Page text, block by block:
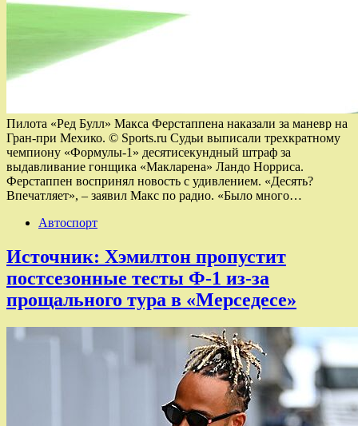
Пилота «Ред Булл» Макса Ферстаппена наказали за маневр на
Гран-при Мехико. © Sports.ru Судьи выписали трехкратному
чемпиону «Формулы-1» десятисекундный штраф за
выдавливание гонщика «Макларена» Ландо Норриса.
Ферстаппен воспринял новость с удивлением. «Десять?
Впечатляет», – заявил Макс по радио. «Было много…
Автоспорт
Источник: Хэмилтон пропустит
постсезонные тесты Ф-1 из-за
прощального тура в «Мерседесе»